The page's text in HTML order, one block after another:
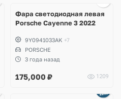
Фара светодиодная левая
Porsche Cayenne 3 2022
9Y0941033AK +7
PORSCHE
3 года назад
175,000 ₽ 1209